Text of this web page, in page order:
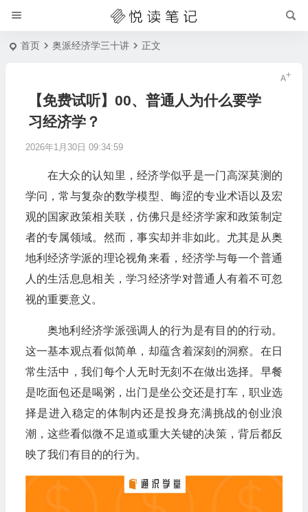
首页 奥派经济学三十讲 正文
【免费试听】00、普通人为什么要学
习经济学？
2026年1月30日 09:34:59
在大众的认知里，经济学似乎是一门高深莫测的
学问，常与复杂的数学模型、晦涩的专业术语以及宏
观的国家政策相关联，仿佛只是经济学家和政策制定
者的专属领域。然而，事实却并非如此。尤其是从奥
地利经济学派的理论视角来看，经济学与每一个普通
人的生活息息相关，学习经济学对普通人有着不可忽
视的重要意义。​
奥地利经济学派强调人的行为是有目的的行动。
这一基本观点看似简单，却蕴含着深刻的洞察。在日
常生活中，我们每个人无时无刻不在做出选择。早餐
是吃面包还是喝粥，出门是坐公交还是打车，职业选
择是进入稳定的体制内还是投身充满挑战的创业浪
潮，这些看似微不足道或重大关键的决策，背后都反
映了我们有目的的行为。